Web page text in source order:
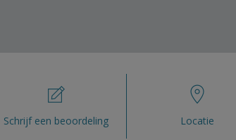
Schrijf een beoordeling Locatie